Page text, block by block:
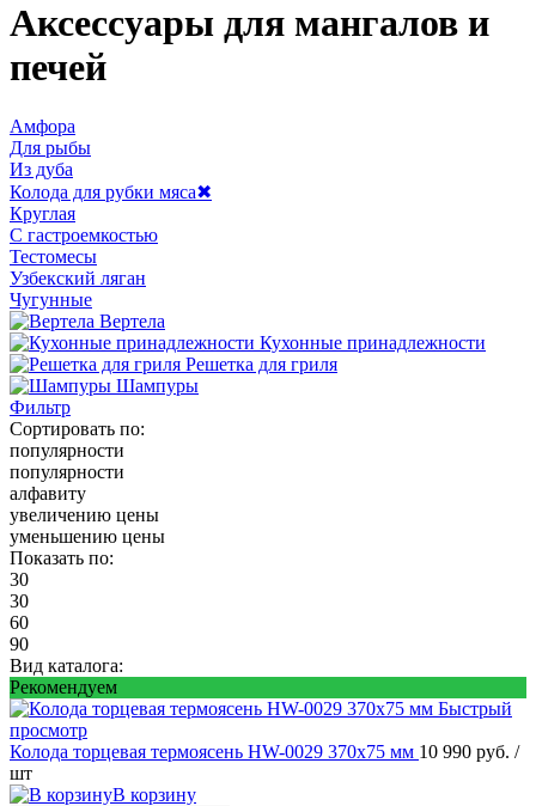
Аксессуары для мангалов и
печей
Амфора
Для рыбы
Из дуба
Колода для рубки мяса✖
Круглая
С гастроемкостью
Тестомесы
Узбекский ляган
Чугунные
Вертела
Кухонные принадлежности
Решетка для гриля
Шампуры
Фильтр
Сортировать по:
популярности
популярности
алфавиту
увеличению цены
уменьшению цены
Показать по:
30
30
60
90
Вид каталога:
Рекомендуем
Быстрый
просмотр
Колода торцевая термоясень HW-0029 370х75 мм 10 990 руб. /
шт
В корзину